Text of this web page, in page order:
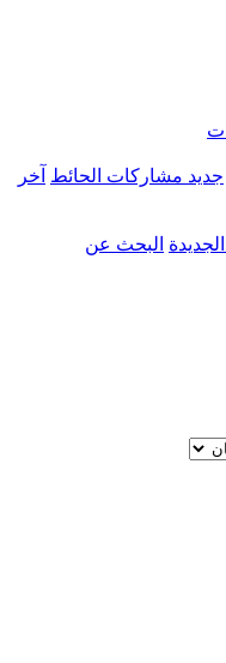
جديد مشاركات الحائط آخر
البحث عن